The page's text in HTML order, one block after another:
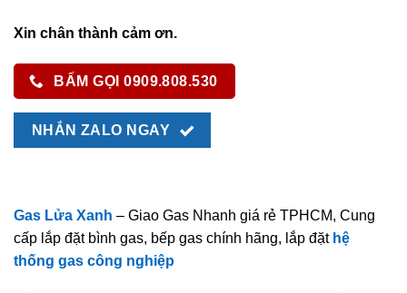
Xin chân thành cảm ơn.
BẤM GỌI 0909.808.530
NHẮN ZALO NGAY
Gas Lửa Xanh – Giao Gas Nhanh giá rẻ TPHCM, Cung
cấp lắp đặt bình gas, bếp gas chính hãng, lắp đặt hệ
thống gas công nghiệp